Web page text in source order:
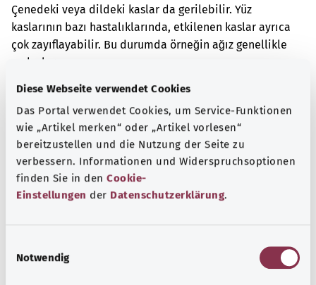
Diese Webseite verwendet Cookies
Das Portal verwendet Cookies, um Service-Funktionen
wie „Artikel merken“ oder „Artikel vorlesen“
bereitzustellen und die Nutzung der Seite zu
verbessern. Informationen und Widerspruchsoptionen
finden Sie in den Cookie-
Einstellungen der Datenschutzerklärung.
Notwendig
Çenedeki veya dildeki kaslar da gerilebilir. Yüz
kaslarının bazı hastalıklarında, etkilenen kaslar ayrıca
çok zayıflayabilir. Bu durumda örneğin ağız genellikle
açık olur.
Ek kodlar
Not
gemeinnützige GmbH tarafından sağlanmıştır.